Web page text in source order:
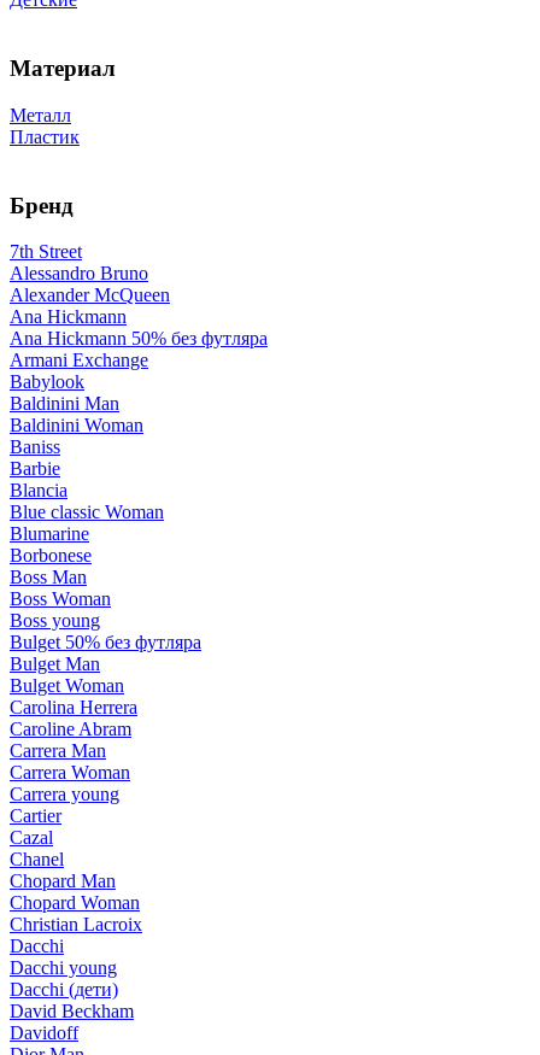
Материал
Металл
Пластик
Бренд
7th Street
Alessandro Bruno
Alexander McQueen
Ana Hickmann
Ana Hickmann 50% без футляра
Armani Exchange
Babylook
Baldinini Man
Baldinini Woman
Baniss
Barbie
Blancia
Blue classic Woman
Blumarine
Borbonese
Boss Man
Boss Woman
Boss young
Bulget 50% без футляра
Bulget Man
Bulget Woman
Carolina Herrera
Caroline Abram
Carrera Man
Carrera Woman
Carrera young
Cartier
Cazal
Chanel
Chopard Man
Chopard Woman
Christian Lacroix
Dacchi
Dacchi young
Dacchi (дети)
David Beckham
Davidoff